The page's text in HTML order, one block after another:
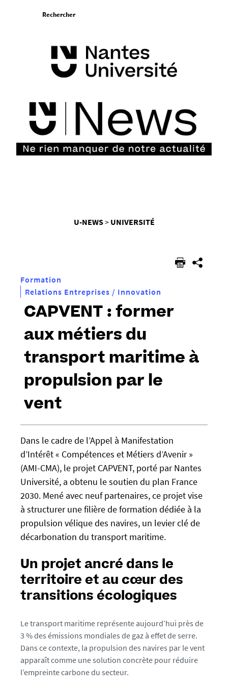
Vous
U-NEWS UNIVERSITÉ
Rechercher
Formation
Relations Entreprises / Innovation
CAPVENT : former
aux métiers du
transport maritime à
propulsion par le
vent
t
t
p
s
:
/
/
u
-
e
w
s
n
i
v
-
n
Dans le cadre de l’Appel à Manifestation
d’Intérêt « Compétences et Métiers d’Avenir »
(AMI-CMA), le projet CAPVENT, porté par Nantes
Université, a obtenu le soutien du plan France
2030. Mené avec neuf partenaires, ce projet vise
à structurer une filière de formation dédiée à la
propulsion vélique des navires, un levier clé de
décarbonation du transport maritime.
Un projet ancré dans le
territoire et au cœur des
transitions écologiques
Le transport maritime représente aujourd’hui près de
3 % des émissions mondiales de gaz à effet de serre.
Dans ce contexte, la propulsion des navires par le vent
apparaît comme une solution concrète pour réduire
l’empreinte carbone du secteur.